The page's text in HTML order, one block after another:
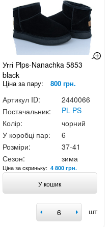
Уггі Plps-Nanachka 5853
black
Ціна за пару: 800 грн.
Артикул ID:
2440066
Постачальник:
PL PS
Колір:
чорний
У коробці пар:
6
Розміри:
37-41
Сезон:
зима
Ціна за скриньку:4 800 грн.
У кошик
шт